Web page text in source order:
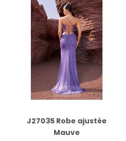
J27035 Robe ajustée
Mauve